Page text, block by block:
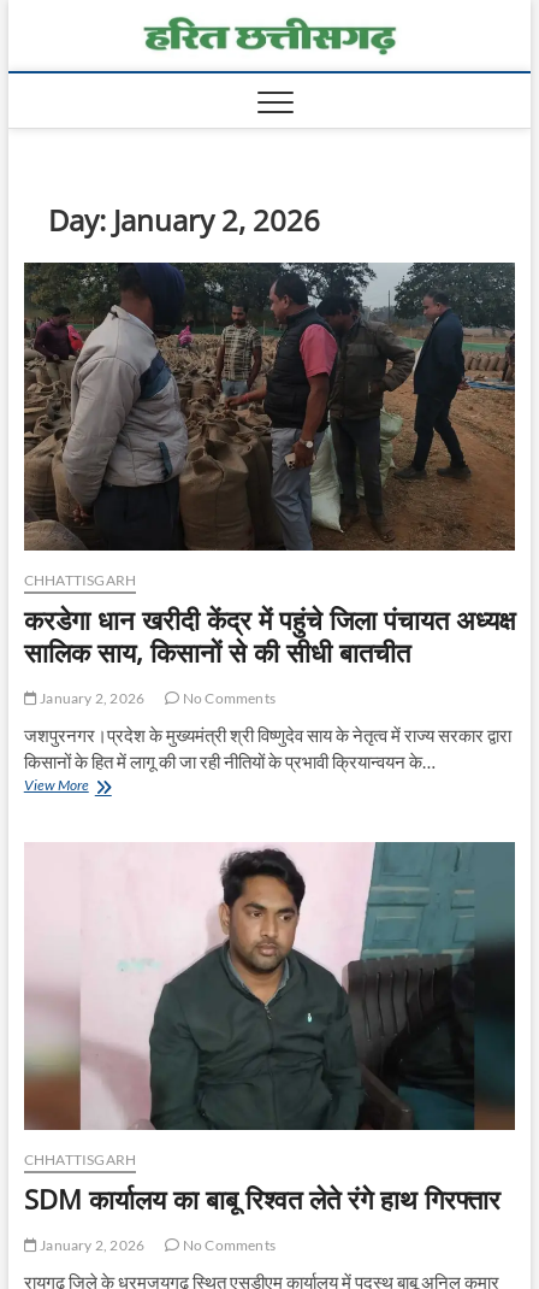
Day: January 2, 2026
CHHATTISGARH
करडेगा धान खरीदी केंद्र में पहुंचे जिला पंचायत अध्यक्ष
सालिक साय, किसानों से की सीधी बातचीत
January 2, 2026 No Comments
जशपुरनगर।प्रदेश के मुख्यमंत्री श्री विष्णुदेव साय के नेतृत्व में राज्य सरकार द्वारा
किसानों के हित में लागू की जा रही नीतियों के प्रभावी क्रियान्वयन के…
View Moreकरडेगा
अध्यक्ष
से
की
सीधी
बातचीत
CHHATTISGARH
SDM कार्यालय का बाबू रिश्वत लेते रंगे हाथ गिरफ्तार
January 2, 2026 No Comments
रायगढ़ जिले के धरमजयगढ़ स्थित एसडीएम कार्यालय में पदस्थ बाबू अनिल कुमार